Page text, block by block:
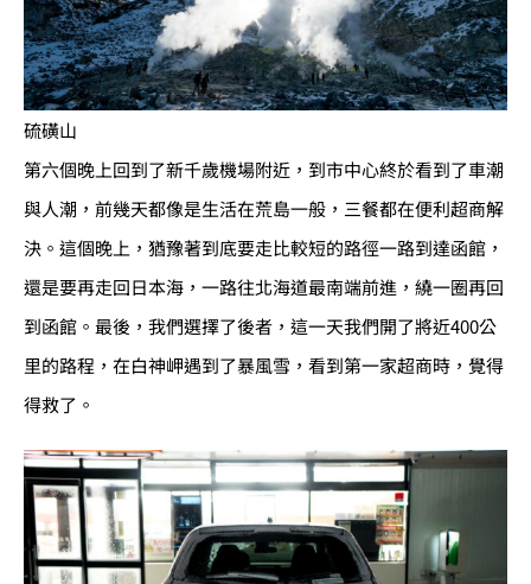
硫磺山
第六個晚上回到了新千歲機場附近，到市中心終於看到了車潮
與人潮，前幾天都像是生活在荒島一般，三餐都在便利超商解
決。這個晚上，猶豫著到底要走比較短的路徑一路到達函館，
還是要再走回日本海，一路往北海道最南端前進，繞一圈再回
到函館。最後，我們選擇了後者，這一天我們開了將近400公
里的路程，在白神岬遇到了暴風雪，看到第一家超商時，覺得
得救了。